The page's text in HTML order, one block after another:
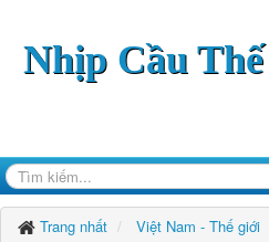
Nhịp Cầu
Trang nhất Việt Nam - Thế giới